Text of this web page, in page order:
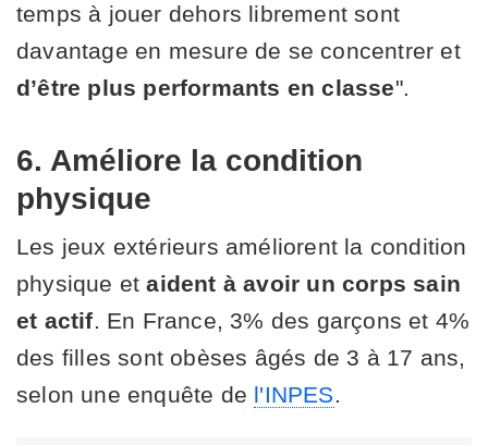
temps à jouer dehors librement sont
davantage en mesure de se concentrer et
d’être plus performants en classe".
6. Améliore la condition
physique
Les jeux extérieurs améliorent la condition
physique etaident à avoir un corps sain
et actif. En France, 3% des garçons et 4%
des filles sont obèses âgés de 3 à 17 ans,
selon une enquête de l'INPES.